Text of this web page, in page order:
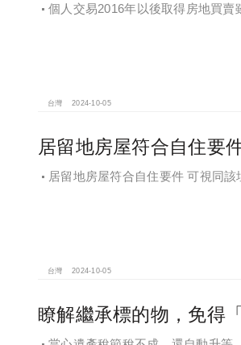
個人交易2016年以後取得房地買
台灣 2024-10-05
居留地房屋符合自住要
居留地房屋符合自住要件 可視同
台灣 2024-10-05
瞭解繼承標的物，免得